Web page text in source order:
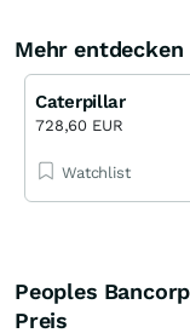
Mehr entdecken
Caterpillar
728,60 EUR
Watchlist
Peoples
Preis